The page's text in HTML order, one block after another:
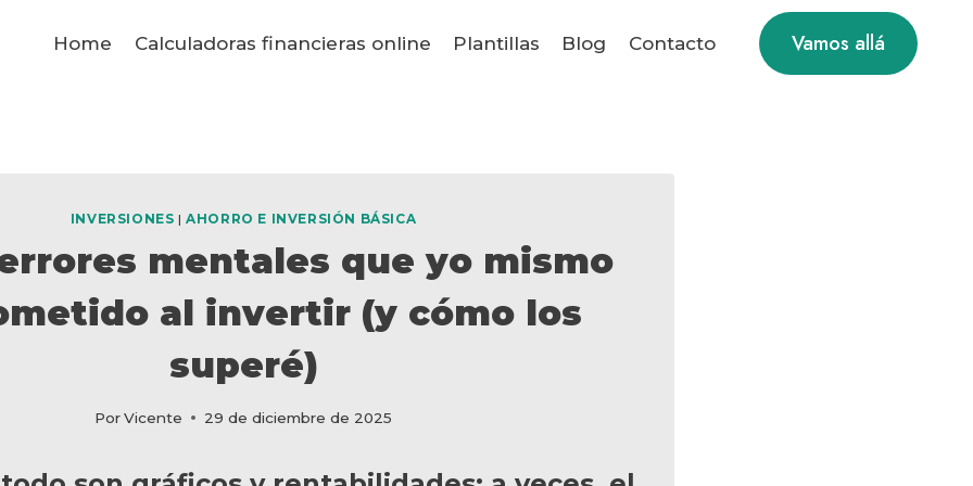
Home Calculadoras financieras online Plantillas Blog Contacto Vamos allá
INVERSIONES |AHORRO E INVERSIÓN BÁSICA
errores mentales que yo mismo
al invertir (y cómo los
superé)
PorVicente 29 de diciembre de 2025